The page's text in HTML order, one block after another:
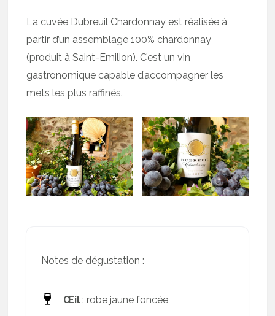
La cuvée Dubreuil Chardonnay est réalisée à
partir d’un assemblage 100% chardonnay
(produit à Saint-Emilion). C’est un vin
gastronomique capable d’accompagner les
mets les plus raffinés.
Notes de dégustation :
Œil: robe jaune foncée